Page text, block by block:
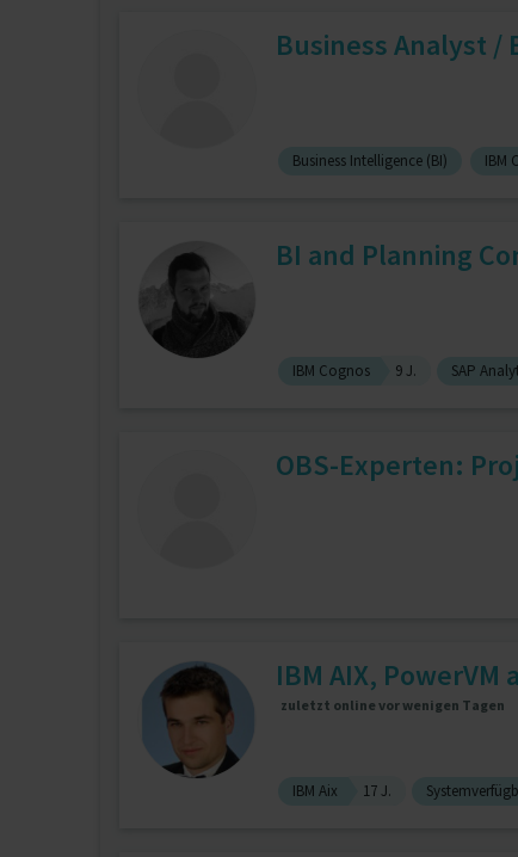
Business Analyst
Business Intelligence (BI) IBM
BI and Planning
IBM Cognos 9 J. SAP
OBS-Experten:
IBM AIX, PowerVM
zuletzt online vor wenigen Tagen
IBM Aix 17 J.